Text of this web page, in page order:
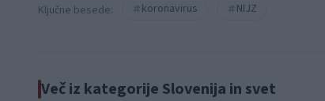
Ključne besede: koronavirus NIJZ
Več iz kategorije Slovenija in svet